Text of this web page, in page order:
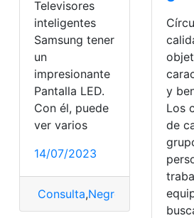
Llamada por cobrar Telcel
Televisores
inteligentes
Samsung tener
un
impresionante
Pantalla LED.
Con él, puede
ver varios
14/07/2023
Consulta,Negro Pantalla,
y
Los
de